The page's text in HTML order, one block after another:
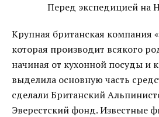
Перед экспедицией на
Крупная британская компания
которая производит всякого
начиная от кухонной посуды и
выделила основную часть
сделали Британский
Эверестский фонд. Известные